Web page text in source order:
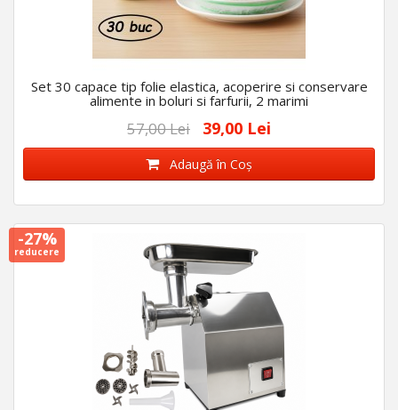
Set 30 capace tip folie elastica, acoperire si conservare
alimente in boluri si farfurii, 2 marimi
57,00 Lei 39,00 Lei
Adaugă în Coş
-27%
reducere